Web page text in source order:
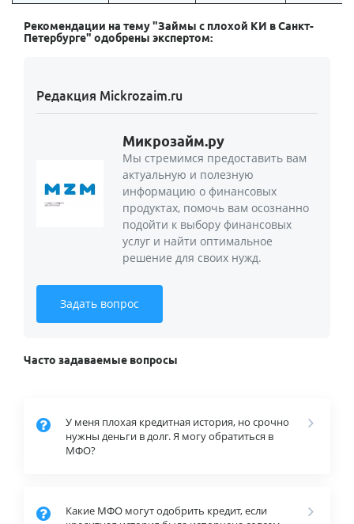
Рекомендации на тему "Займы с плохой КИ в Санкт-
Петербурге" одобрены экспертом:
Редакция Mickrozaim.ru
Микрозайм.ру
Мы стремимся предоставить вам
актуальную и полезную
информацию о финансовых
продуктах, помочь вам осознанно
подойти к выбору финансовых
услуг и найти оптимальное
решение для своих нужд.
Задать вопрос
Часто задаваемые вопросы
У меня плохая кредитная история, но срочно
нужны деньги в долг. Я могу обратиться в
МФО?
Какие МФО могут одобрить кредит, если